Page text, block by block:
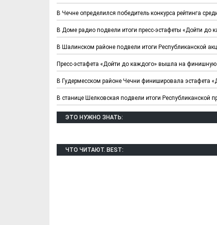
В Чечне определился победитель конкурса рейтинга
В Доме радио подвели итоги пресс-эстафеты «Дойти до
В Шалинском районе подвели итоги Республиканской
Пресс-эстафета «Дойти до каждого» вышла на
В Гудермесском районе Чечни финишировала эстафета
В станице Шелковская подвели итоги Республиканской
ЭТО НУЖНО ЗНАТЬ:
ЧТО ЧИТАЮТ. BEST: